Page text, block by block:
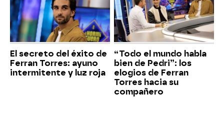
El secreto del éxito de
Ferran Torres: ayuno
intermitente y luz roja
“Todo el mundo habla
bien de Pedri”: los
elogios de Ferran
Torres hacia su
compañero